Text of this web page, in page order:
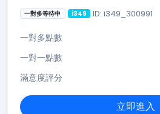
一對多等待中 i349 ID: i349_300991
一對多點數
一對一點數
滿意度評分
立即進入